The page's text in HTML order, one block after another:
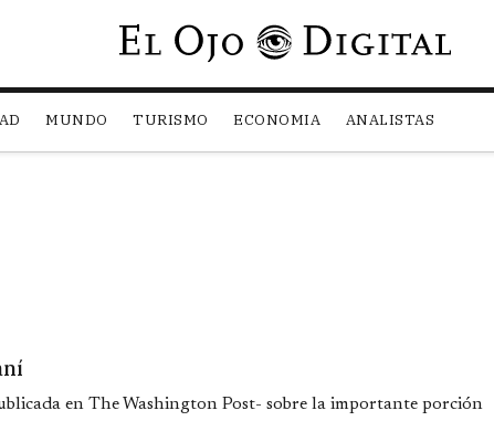
Pasar al contenido principal
MUNDO TURISMO ECONOMIA ANALISTAS
en The Washington Post- sobre la importante porción